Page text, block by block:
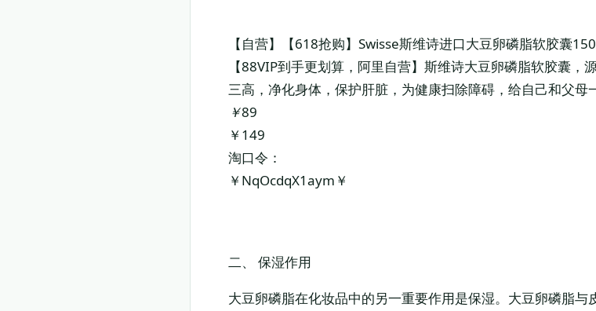
【自营】【618抢购】Swisse斯维诗进口大豆卵磷脂软胶囊
【88VIP到手更划算，阿里自营】斯维诗大豆卵磷脂软胶囊
三高，净化身体，保护肝脏，为健康扫除障碍，给自己和父母
￥89
￥149
淘口令：
￥NqOcdqX1aym￥
二、 保湿作用
大豆卵磷脂在化妆品中的另一重要作用是保湿。大豆卵磷脂